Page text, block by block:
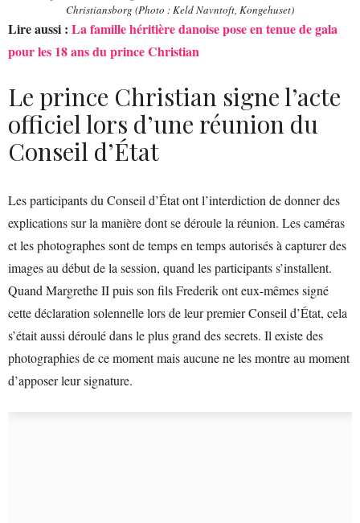
Christiansborg (Photo : Keld Navntoft, Kongehuset)
Lire aussi : La famille héritière danoise pose en tenue de gala
pour les 18 ans du prince Christian
Le prince Christian signe l’acte
officiel lors d’une réunion du
Conseil d’État
Les participants du Conseil d’État ont l’interdiction de donner des
explications sur la manière dont se déroule la réunion. Les caméras
et les photographes sont de temps en temps autorisés à capturer des
images au début de la session, quand les participants s’installent.
Quand Margrethe II puis son fils Frederik ont eux-mêmes signé
cette déclaration solennelle lors de leur premier Conseil d’État, cela
s’était aussi déroulé dans le plus grand des secrets. Il existe des
photographies de ce moment mais aucune ne les montre au moment
d’apposer leur signature.